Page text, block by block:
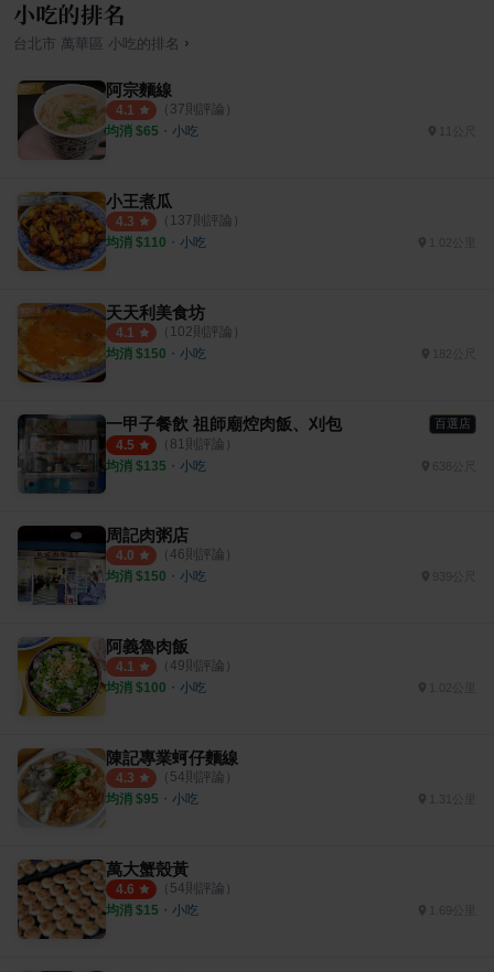
小吃的排名
台北市 萬華區 小吃 的排名 ›
阿宗麵線
4.1 （ 37則評論）
均消 $65 ・ 小吃
小王煮瓜
4.3 （ 137則評論）
均消 $110 ・ 小吃 1.02公里
天天利美食坊
4.1 （ 102則評論）
均消 $150 ・ 小吃 182公尺
一甲子餐飲 祖師廟焢肉飯、刈包 百選店
4.5 （ 81則評論）
均消 $135 ・ 小吃
周記肉粥店
4.0 （ 46則評論）
均消 $150 ・ 小吃
阿義魯肉飯
4.1 （ 49則評論）
均消 $100 ・ 小吃 1.02公里
陳記專業蚵仔麵線
4.3 （ 54則評論）
均消 $95 ・ 小吃 1.31公里
萬大蟹殼黃
4.6 （ 54則評論）
均消 $15 ・ 小吃 1.69公里